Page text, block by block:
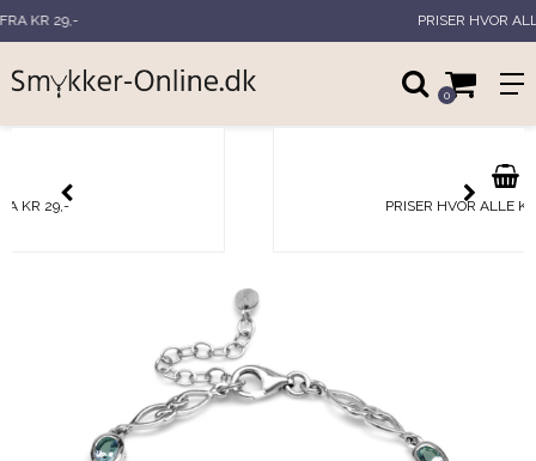
0
PRISER HVOR ALLE KAN VÆRE MED